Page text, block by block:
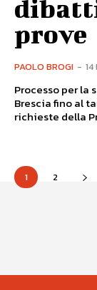
prove
PAOLO BROGI - 14
Processo per la
Brescia fino al
richieste della
1 2